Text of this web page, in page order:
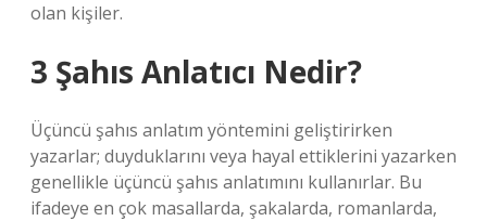
olan kişiler.
3 Şahıs Anlatıcı Nedir?
Üçüncü şahıs anlatım yöntemini geliştirirken
yazarlar; duyduklarını veya hayal ettiklerini yazarken
genellikle üçüncü şahıs anlatımını kullanırlar. Bu
ifadeye en çok masallarda, şakalarda, romanlarda,